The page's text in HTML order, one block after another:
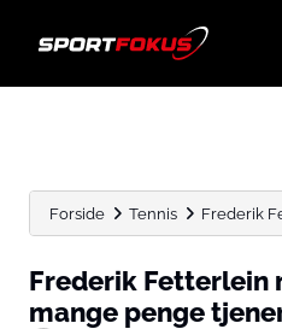
Forside Tennis Frederik
Frederik Fetterlein
mange penge